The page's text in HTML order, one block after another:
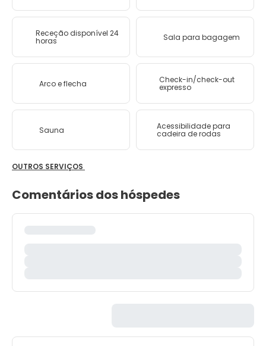
Receção disponível 24
horas Sala para bagagem
Arco e flecha Check-in/check-out
expresso
Sauna Acessibilidade para
cadeira de rodas
OUTROS SERVIÇOS
Comentários dos hóspedes